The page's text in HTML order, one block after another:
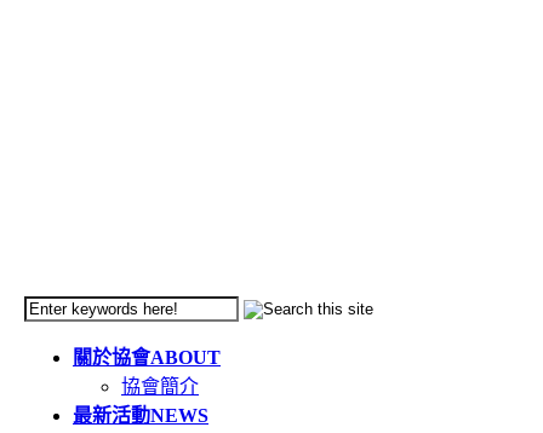
關於協會ABOUT
協會簡介
最新活動NEWS